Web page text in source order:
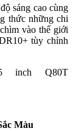
sáng cao cùng
thức những chi
vào thế giới
tùy chỉnh
Màu